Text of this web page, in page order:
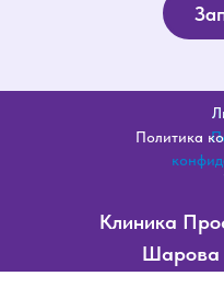
Клиника
Шарова
Политика